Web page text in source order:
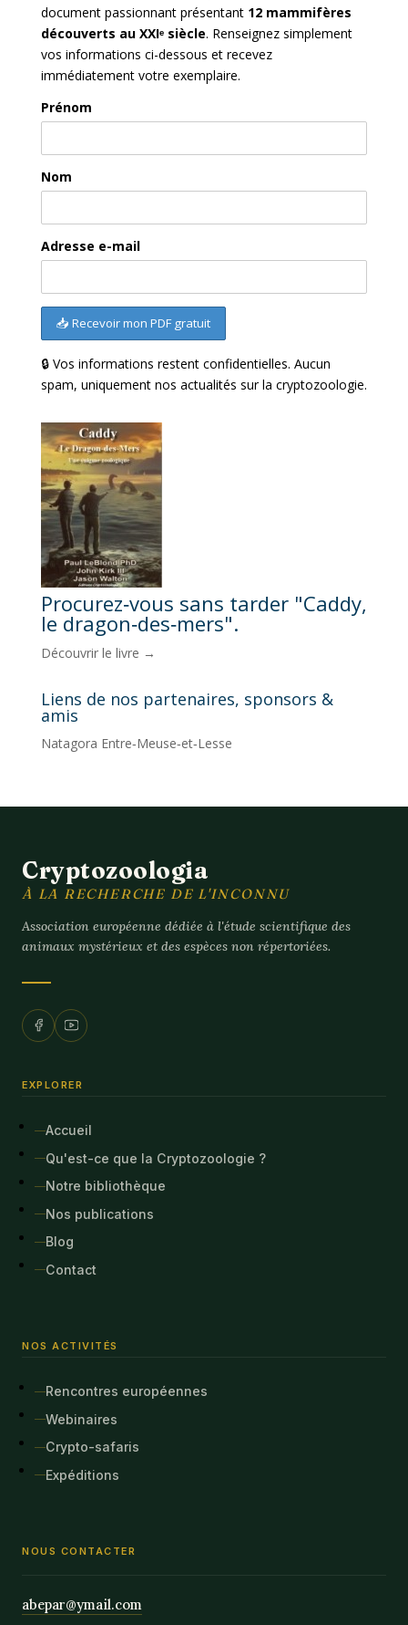
document passionnant présentant 12 mammifères
découverts au XXIᵉ siècle. Renseignez simplement
vos informations ci-dessous et recevez
immédiatement votre exemplaire.
Prénom
Nom
Adresse e-mail
🔒 Vos informations restent confidentielles. Aucun
spam, uniquement nos actualités sur la cryptozoologie.
Procurez‑vous sans tarder "Caddy,
le dragon‑des‑mers".
Découvrir le livre →
Liens de nos partenaires, sponsors &
amis
Natagora Entre‑Meuse‑et‑Lesse
Cryptozoologia
À LA RECHERCHE DE L'INCONNU
Association européenne dédiée à l'étude scientifique des
animaux mystérieux et des espèces non répertoriées.
EXPLORER
Accueil
Qu'est-ce que la Cryptozoologie ?
Notre bibliothèque
Nos publications
Blog
Contact
NOS ACTIVITÉS
Rencontres européennes
Webinaires
Crypto-safaris
Expéditions
NOUS CONTACTER
abepar@ymail.com